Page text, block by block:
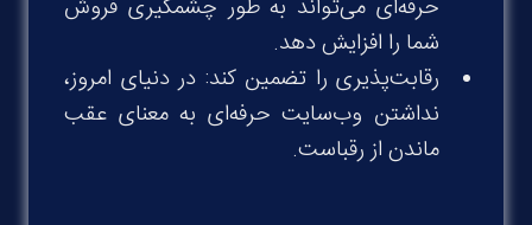
حرفه‌ای می‌تواند به طور چشمگیری فروش
شما را افزایش دهد.
رقابت‌پذیری را تضمین کند: در دنیای امروز،
نداشتن وب‌سایت حرفه‌ای به معنای عقب
ماندن از رقباست.